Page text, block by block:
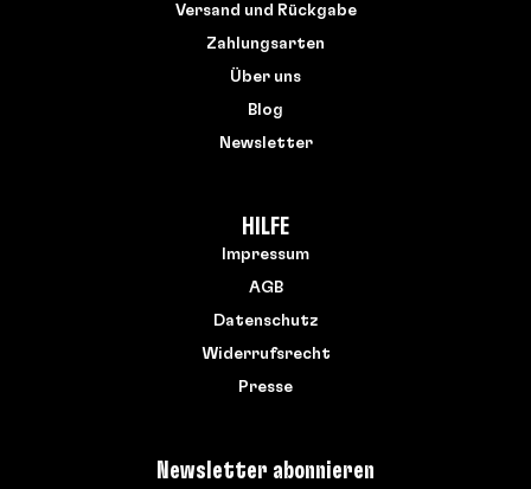
Versand und Rückgabe
Zahlungsarten
Über uns
Blog
Newsletter
HILFE
Impressum
AGB
Datenschutz
Widerrufsrecht
Presse
Newsletter abonnieren